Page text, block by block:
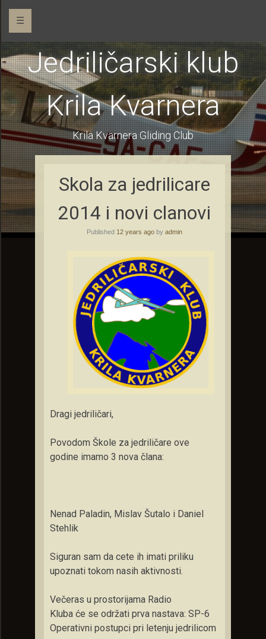
☰
Jedriličarski klub
Krila Kvarnera
Krila Kvarnera Gliding Club
Skola za jedrilicare
2014 i novi clanovi
Published 12 years ago by admin
Dragi jedriličari,
Povodom Škole za jedriličare ove
godine imamo 3 nova člana:
Nenad Paladin, Mislav Šutalo i Daniel
Stehlik
Siguran sam da cete ih imati priliku
upoznati tokom nasih aktivnosti.
Večeras u prostorijama Radio
Kluba će se održati prva nastava: SP-6
Operativni postupci pri letenju jedrilicom